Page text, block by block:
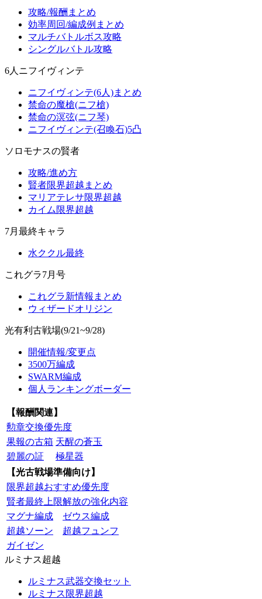
攻略/報酬まとめ
効率周回/編成例まとめ
マルチバトルボス攻略
シングルバトル攻略
6人ニフイヴィンテ
ニフイヴィンテ(6人)まとめ
禁命の魔槍(ニフ槍)
禁命の溟弦(ニフ琴)
ニフイヴィンテ(召喚石)5凸
ソロモナスの賢者
攻略/進め方
賢者限界超越まとめ
マリアテレサ限界超越
カイム限界超越
7月最終キャラ
水ククル最終
これグラ7月号
これグラ新情報まとめ
ウィザードオリジン
光有利古戦場(9/21~9/28)
開催情報/変更点
3500万編成
SWARM編成
個人ランキングボーダー
【報酬関連】
勲章交換優先度
果報の古箱 天醒の蒼玉
碧麗の証
極星器
【光古戦場準備向け】
限界超越おすすめ優先度
賢者最終上限解放の強化内容
マグナ編成
ゼウス編成
超越ソーン
超越フュンフ
ガイゼン
ルミナス超越
ルミナス武器交換セット
ルミナス限界超越